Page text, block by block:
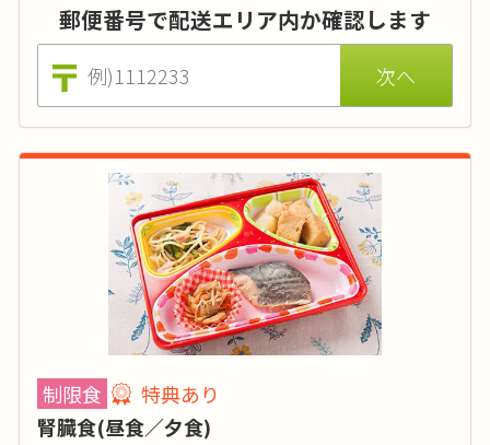
糖尿病･糖尿病予備軍の方におすすめです！日
替わりメニューで飽きずにお召し上がりいただ
けます。
: 250～300kcal
: -
: 20g
品目数
3～4品目
脂質:15g
郵便番号で配送エリア内か確認します
制限食
特典あり
腎臓食(昼食／夕食)